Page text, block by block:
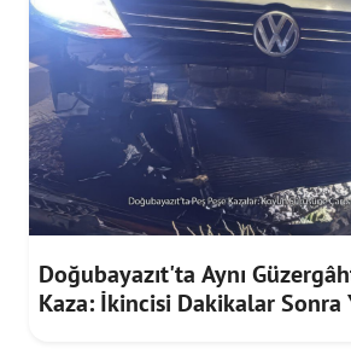
Doğubayazıt'ta Aynı
Kaza: İkincisi Dakikalar Sonra